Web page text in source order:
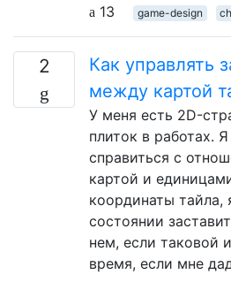
13
game-design
2
Как управлять
между картой
У меня есть 2D-
плиток в работах.
справиться с
картой и
координаты тайла,
состоянии
нем, если таковой
время, если мне